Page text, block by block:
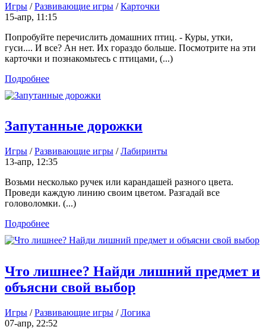
Игры /Развивающие игры /Карточки
15-апр, 11:15
Попробуйте перечислить домашних птиц. - Куры, утки,
гуси.... И все? Ан нет. Их гораздо больше. Посмотрите на эти
карточки и познакомьтесь с птицами, (...)
Подробнее
Запутанные дорожки
Игры /Развивающие игры /Лабиринты
13-апр, 12:35
Возьми несколько ручек или карандашей разного цвета.
Проведи каждую линию своим цветом. Разгадай все
головоломки. (...)
Подробнее
Что лишнее? Найди лишний предмет и
объясни свой выбор
Игры /Развивающие игры /Логика
07-апр, 22:52